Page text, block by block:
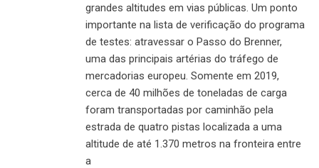
grandes altitudes em vias públicas. Um ponto
importante na lista de verificação do programa
de testes: atravessar o Passo do Brenner,
uma das principais artérias do tráfego de
mercadorias europeu. Somente em 2019,
cerca de 40 milhões de toneladas de carga
foram transportadas por caminhão pela
estrada de quatro pistas localizada a uma
altitude de até 1.370 metros na fronteira entre
a